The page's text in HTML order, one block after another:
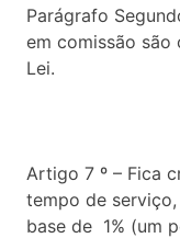
Parágrafo
em comissão são
Lei.
Artigo 7 º – Fica
tempo de
base de 1% (um